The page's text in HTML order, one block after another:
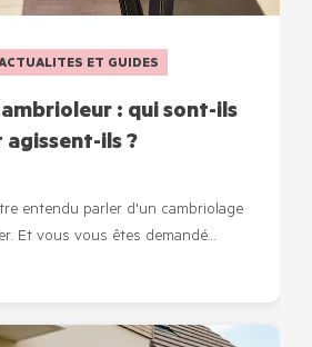
ET GUIDES
: qui sont-ils
ils ?
entendu parler d'un cambriolage
Et vous vous êtes demandé…